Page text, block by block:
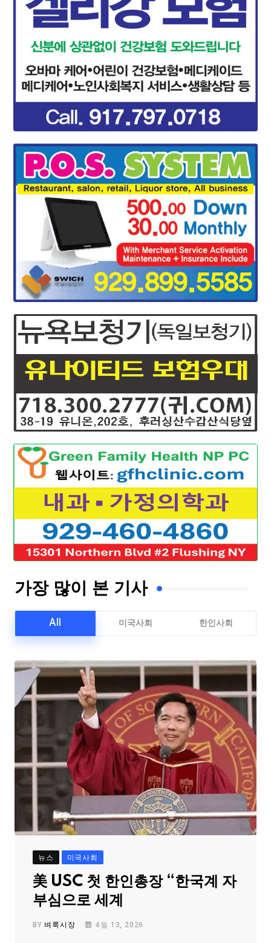
가장 많이 본 기사
All 미국사회 한인사회
뉴스 미국사회
美 USC 첫 한인총장 “한국계 자
부심으로 세계
BY 벼룩시장 4월 13, 2026